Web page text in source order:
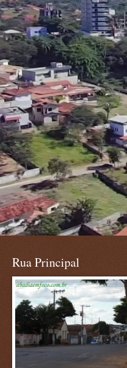
Rua Principal